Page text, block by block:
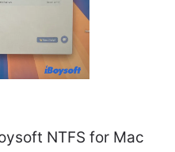
NTFS for Mac